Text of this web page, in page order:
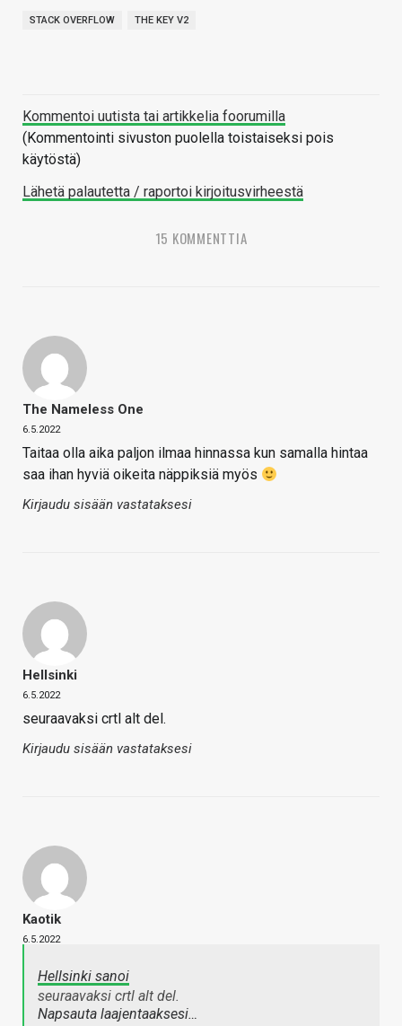
STACK OVERFLOW THE KEY V2
Kommentoi uutista tai artikkelia foorumilla
(Kommentointi sivuston puolella toistaiseksi pois
käytöstä)
Lähetä palautetta / raportoi kirjoitusvirheestä
15 KOMMENTTIA
The Nameless One
6.5.2022
Taitaa olla aika paljon ilmaa hinnassa kun samalla hintaa
saa ihan hyviä oikeita näppiksiä myös
Kirjaudu sisään vastataksesi
Hellsinki
6.5.2022
seuraavaksi crtl alt del.
Kirjaudu sisään vastataksesi
Kaotik
6.5.2022
Hellsinki sanoi
seuraavaksi crtl alt del.
Napsauta laajentaaksesi…